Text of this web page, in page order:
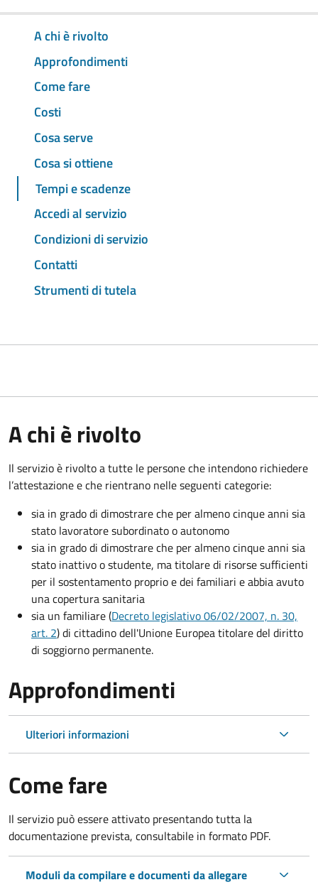
A chi è rivolto
Approfondimenti
Come fare
Costi
Cosa serve
Cosa si ottiene
Tempi e scadenze
Accedi al servizio
Condizioni di servizio
Contatti
Strumenti di tutela
A chi è rivolto
Il servizio è rivolto a tutte le persone che intendono richiedere
l’attestazione e che rientrano nelle seguenti categorie:
sia in grado di dimostrare che per almeno cinque anni sia
stato lavoratore subordinato o autonomo
sia in grado di dimostrare che per almeno cinque anni sia
stato inattivo o studente, ma titolare di risorse sufficienti
per il sostentamento proprio e dei familiari e abbia avuto
una copertura sanitaria
sia un familiare (Decreto legislativo 06/02/2007, n. 30,
art. 2) di cittadino dell'Unione Europea titolare del diritto
di soggiorno permanente.
Approfondimenti
Ulteriori informazioni
Come fare
Il servizio può essere attivato presentando tutta la
documentazione prevista, consultabile in formato PDF.
Moduli da compilare e documenti da allegare